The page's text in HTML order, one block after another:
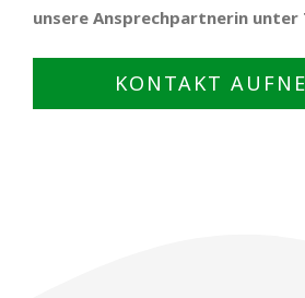
unsere Ansprechpartnerin unter
KONTAKT